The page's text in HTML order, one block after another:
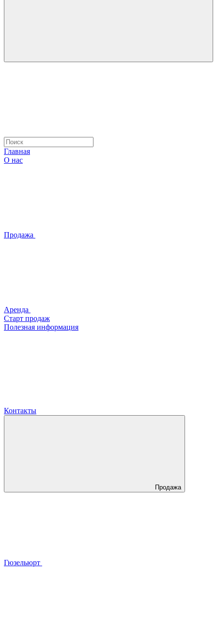
Главная
О нас
Продажа
Аренда
Старт продаж
Полезная информация
Контакты
Продажа
Гюзельюрт